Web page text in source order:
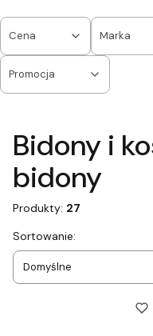
Cena Marka
Promocja
Bidony i
bidony
Produkty: 27
Lista
Sortowanie:
Domyślne